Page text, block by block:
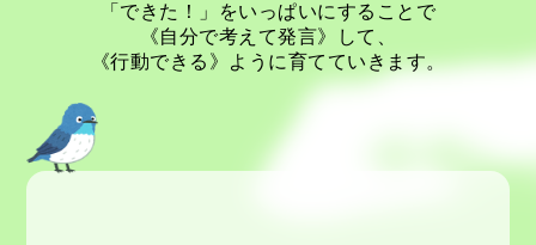
「できた！」をいっぱいにすることで
《自分で考えて発言》して、
《行動できる》ように育てていきます。